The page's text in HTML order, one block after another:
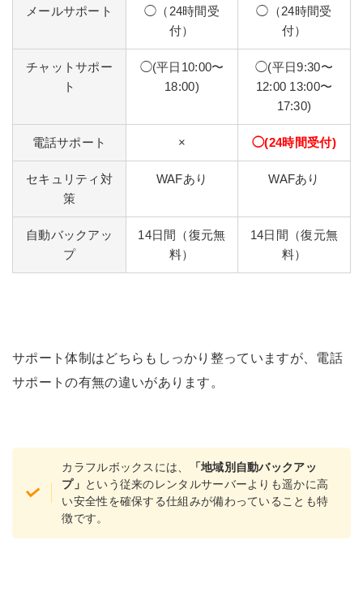
メールサポート
◯（24時間受
付）
◯（24時間受
付）
チャットサポー
ト
◯(平日10:00〜
18:00)
◯(平日9:30〜
12:00 13:00〜
17:30)
電話サポート × ◯(24時間受付)
セキュリティ対
策
WAFあり WAFあり
自動バックアッ
プ
14日間（復元無
料）
14日間（復元無
料）
サポート体制はどちらもしっかり整っていますが、電話
サポートの有無の違いがあります。
カラフルボックスには、
「地域別自動バックアッ
プ」 という従来のレンタルサーバーよりも遥かに高
い安全性を確保する仕組みが備わっていることも特
徴です。